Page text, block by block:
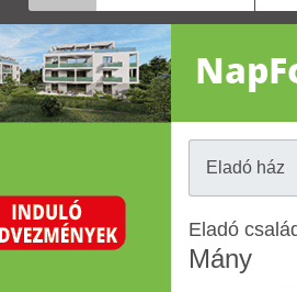
Eladó ház
Eladó
Mány